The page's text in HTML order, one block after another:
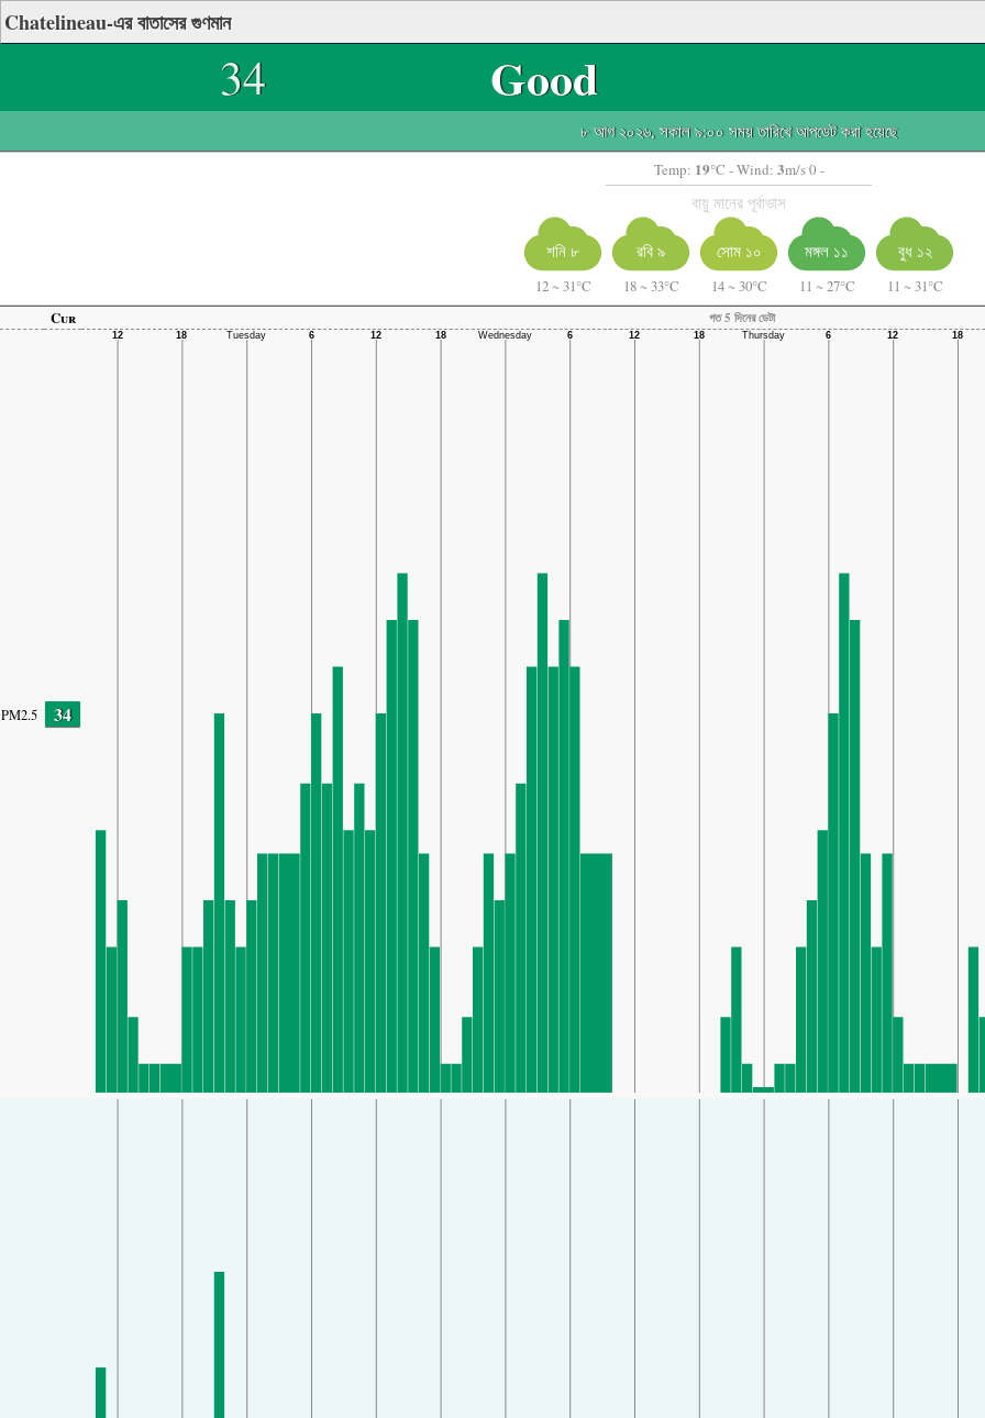
Chatelineau-এর বাতাসের গুণমান
34 Good
৮ আগ ২০২৬, সকাল ৯:০০ সময় তারিখে আপডেট করা হয়েছে
Temp: 19°C - Wind: 3m/s 0 -
বায়ু মানের পূর্বাভাস
শনি ৮
12 ~ 31°C
রবি ৯
18 ~ 33°C
সোম ১০
14 ~ 30°C
মঙ্গল ১১
11 ~ 27°C
বুধ ১২
11 ~ 31°C
Cur
গত 5 দিনের ডেটা
PM2.5 34